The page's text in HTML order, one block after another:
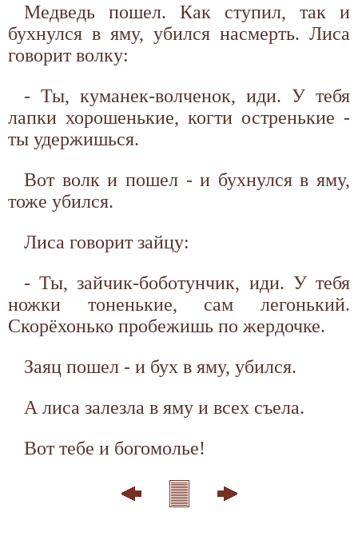
Медведь пошел. Как ступил, так и
бухнулся в яму, убился насмерть. Лиса
говорит волку:
- Ты, куманек-волченок, иди. У тебя
лапки хорошенькие, когти остренькие -
ты удержишься.
Вот волк и пошел - и бухнулся в яму,
тоже убился.
Лиса говорит зайцу:
- Ты, зайчик-боботунчик, иди. У тебя
ножки тоненькие, сам легонький.
Скорёхонько пробежишь по жердочке.
Заяц пошел - и бух в яму, убился.
А лиса залезла в яму и всех съела.
Вот тебе и богомолье!